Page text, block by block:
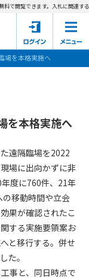
個人情報保護方針
で閲覧できます。入札に関連する
場を本格実施へ
を本格実施へ
遠隔臨場を2022
場に出向かずに非
度に760件、21年
移動時間や立会
果が確認されたこ
する実施要領案お
と移行する。併せ
た。
事と、同日時点で
会あ本員、無料
のです。
ールは本規約の
更されることが
示した時点で直